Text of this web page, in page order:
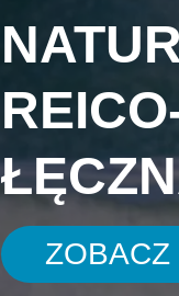
ZOBACZ